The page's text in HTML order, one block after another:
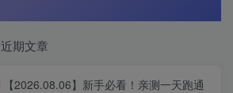
近期文章
【2026.08.06】新手必看！亲测一天跑通